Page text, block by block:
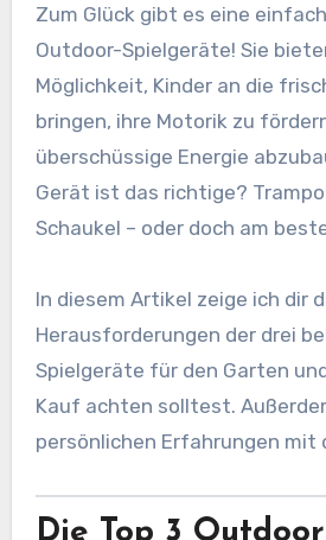
Zum Glück gibt es eine
Outdoor-Spielgeräte! Sie
Möglichkeit, Kinder an die
bringen, ihre Motorik zu
überschüssige Energie
Gerät ist das richtige?
Schaukel – oder doch am
In diesem Artikel zeige ich dir
Herausforderungen der drei
Spielgeräte für den Garten
Kauf achten solltest.
persönlichen Erfahrungen mit
Die Top 3